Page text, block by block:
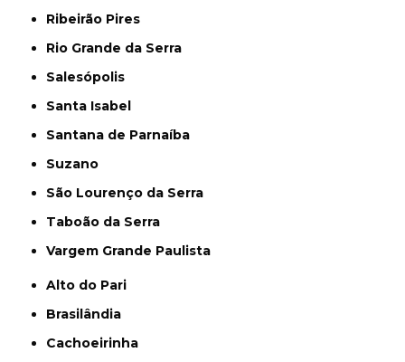
Ribeirão Pires
Rio Grande da Serra
Salesópolis
Santa Isabel
Santana de Parnaíba
Suzano
São Lourenço da Serra
Taboão da Serra
Vargem Grande Paulista
Alto do Pari
Brasilândia
Cachoeirinha